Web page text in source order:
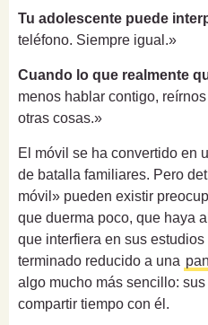
Tu adolescente puede
teléfono. Siempre igual.»
Cuando lo que realmente
menos hablar contigo,
otras cosas.»
El móvil se ha convertido en
de batalla familiares. Pero
móvil» pueden existir
que duerma poco, que haya
que interfiera en sus
terminado reducido a una
algo mucho más sencillo:
compartir tiempo con él.